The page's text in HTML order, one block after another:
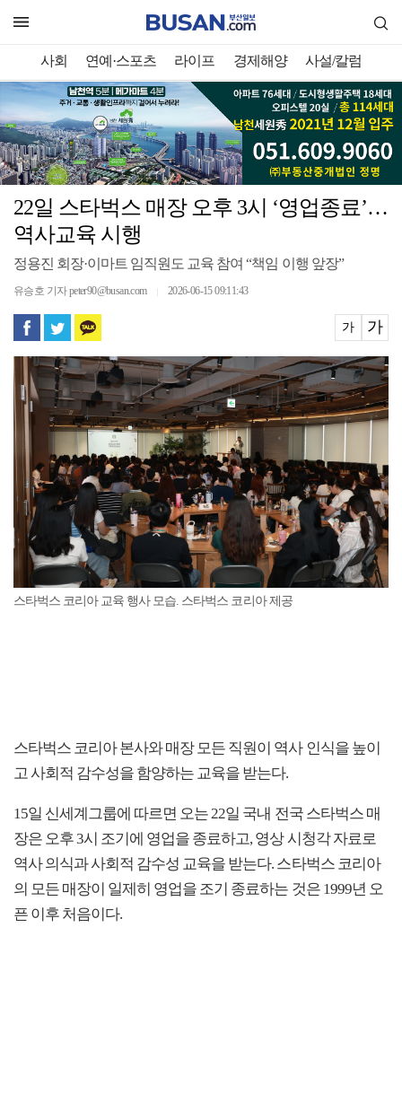
사회 연예·스포츠 라이프 경제해양 사설/칼럼
22일 스타벅스 매장 오후 3시 ‘영업종료’…
역사교육 시행
정용진 회장·이마트 임직원도 교육 참여 “책임 이행 앞장”
유승호 기자 peter90@busan.com 2026-06-15 09:11:43
가 가
스타벅스 코리아 교육 행사 모습. 스타벅스 코리아 제공
스타벅스 코리아 본사와 매장 모든 직원이 역사 인식을 높이
고 사회적 감수성을 함양하는 교육을 받는다.
15일 신세계그룹에 따르면 오는 22일 국내 전국 스타벅스 매
장은 오후 3시 조기에 영업을 종료하고, 영상 시청각 자료로
역사 의식과 사회적 감수성 교육을 받는다. 스타벅스 코리아
의 모든 매장이 일제히 영업을 조기 종료하는 것은 1999년 오
픈 이후 처음이다.